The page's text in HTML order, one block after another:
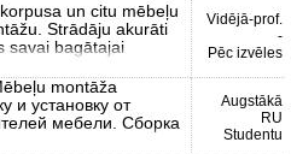
un citu mēbeļu
Strādāju akurāti
savai bagātajai
Vidējā-prof.
-
Pēc izvēles
montāža
и установку от
мебели. Сборка
Augstākā
RU
Studentu